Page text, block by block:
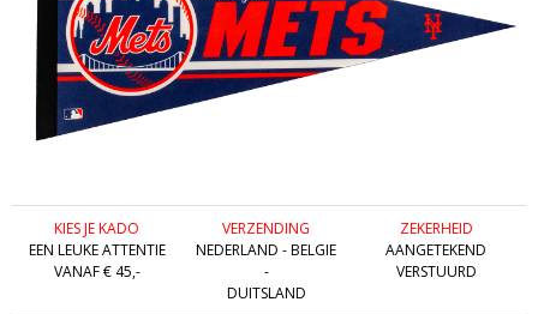
KIES JE KADO
EEN LEUKE ATTENTIE
VANAF € 45,-
VERZENDING
NEDERLAND - BELGIE
-
DUITSLAND
ZEKERHEID
AANGETEKEND
VERSTUURD